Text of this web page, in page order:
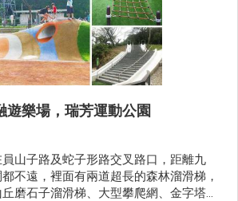
遊樂場，瑞芳運動公園
山子路及蛇子形路交叉路口，距離九
不遠，裡面有兩道超長的森林溜滑梯，
磨石子溜滑梯、大型攀爬網、金字塔攀